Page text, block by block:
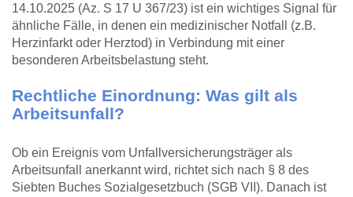
14.10.2025 (Az. S 17 U 367/23) ist ein wichtiges Signal für
ähnliche Fälle, in denen ein medizinischer Notfall (z.B.
Herzinfarkt oder Herztod) in Verbindung mit einer
besonderen Arbeitsbelastung steht.
Rechtliche Einordnung: Was gilt als
Arbeitsunfall?
Ob ein Ereignis vom Unfallversicherungsträger als
Arbeitsunfall anerkannt wird, richtet sich nach § 8 des
Siebten Buches Sozialgesetzbuch (SGB VII). Danach ist